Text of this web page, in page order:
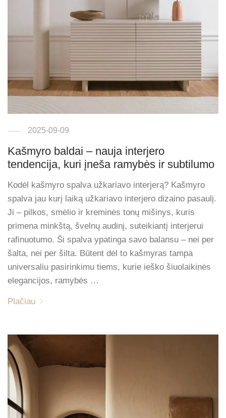
2025-09-09
Kašmyro baldai – nauja interjero
tendencija, kuri įneša ramybės ir subtilumo
Kodėl kašmyro spalva užkariavo interjerą? Kašmyro
spalva jau kurį laiką užkariavo interjero dizaino pasaulį.
Ji – pilkos, smėlio ir kreminės tonų mišinys, kuris
primena minkštą, švelnų audinį, suteikiantį interjerui
rafinuotumo. Ši spalva ypatinga savo balansu – nei per
šalta, nei per šilta. Būtent dėl to kašmyras tampa
universaliu pasirinkimu tiems, kurie ieško šiuolaikinės
elegancijos, ramybės …
Plačiau